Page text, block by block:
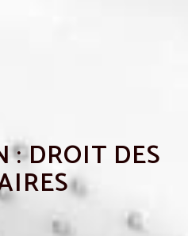
: DROIT DES